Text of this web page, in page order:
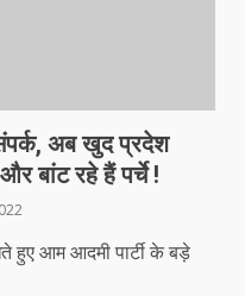
अब खुद प्रदेश
बांट रहे हैं पर्चे !
हुए आम आदमी पार्टी के बड़े